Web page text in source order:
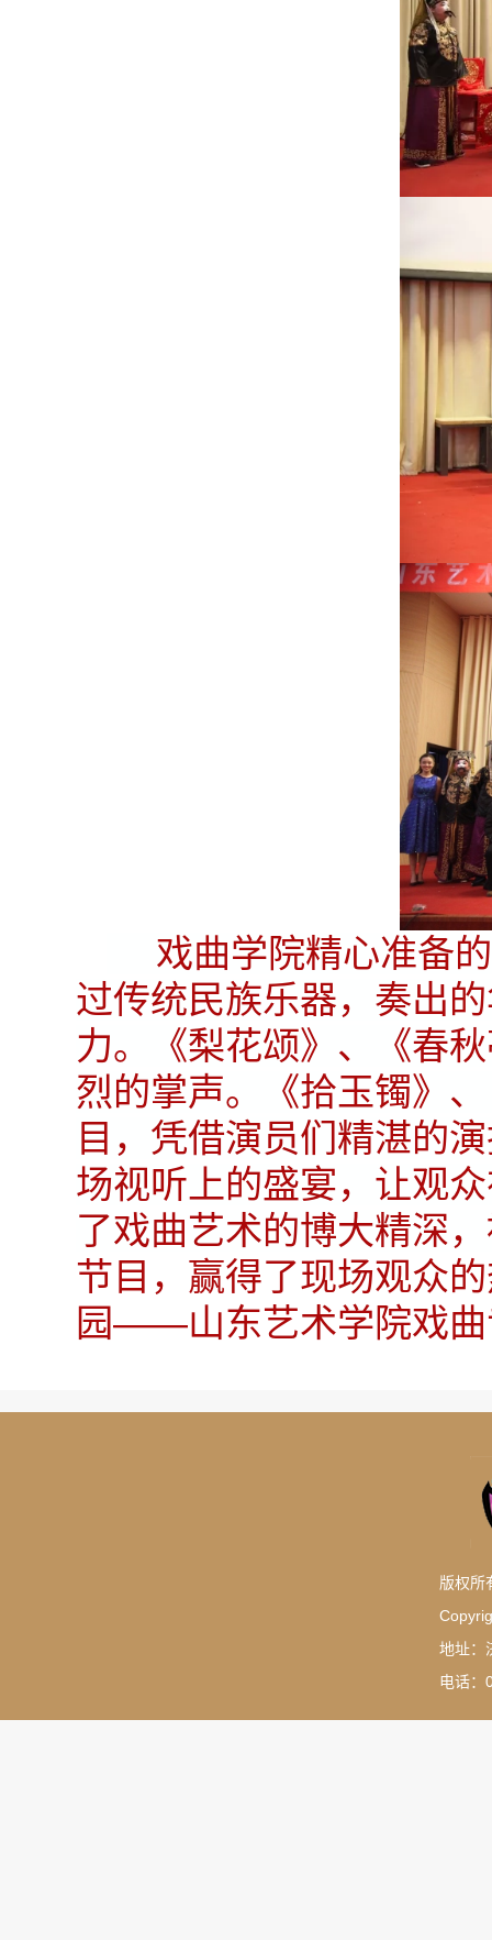
戏曲学院精心准备
过传统民族乐器，奏出
力。《梨花颂》、《春
烈的掌声。《拾玉镯》
目，凭借演员们精湛的
场视听上的盛宴，让观
了戏曲艺术的博大精深
节目，赢得了现场观众
园——山东艺术学院戏曲
版权所
地址：
电话：